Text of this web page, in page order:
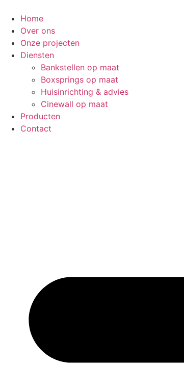
naar
inhoud
Home
Over ons
Onze projecten
Diensten
Bankstellen op maat
Boxsprings op maat
Huisinrichting & advies
Cinewall op maat
Producten
Contact